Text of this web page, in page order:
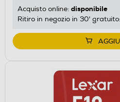
Acquisto online: disponibile
Ritiro in negozio in 30' gratuito: